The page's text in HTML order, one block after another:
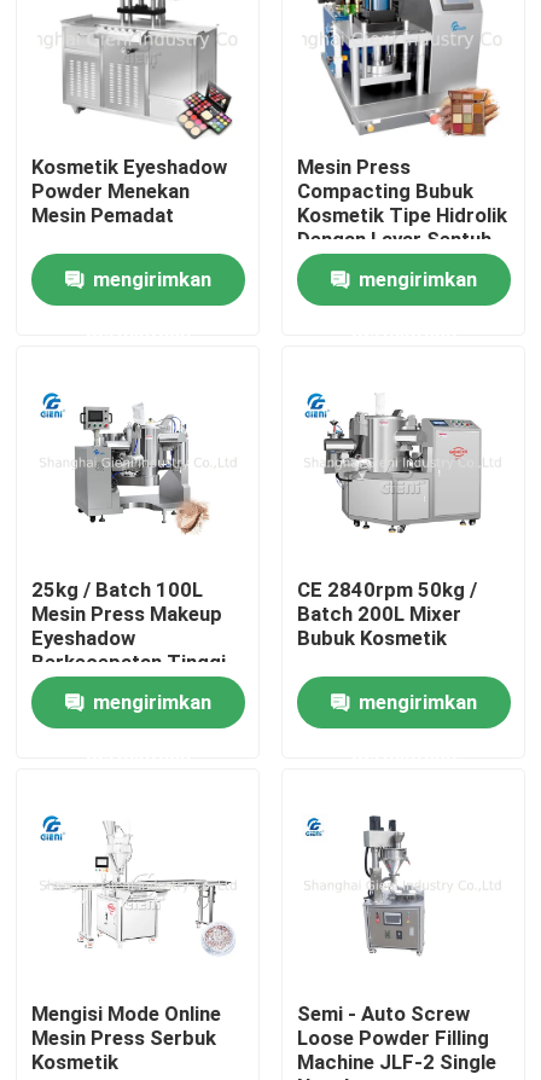
Produk
Tentang Kami
Tur Pabrik
Hubungi Kami
Berita
blog
Kosmetik Eyeshadow
Powder Menekan
Mesin Pemadat
mengirimkan
Mesin Press
Compacting Bubuk
Kosmetik Tipe Hidrolik
Dengan Layar Sentuh
mengirimkan
25kg / Batch 100L
Mesin Press Makeup
Eyeshadow
Berkecepatan Tinggi
mengirimkan
CE 2840rpm 50kg /
Batch 200L Mixer
Bubuk Kosmetik
mengirimkan
Mengisi Mode Online
Mesin Press Serbuk
Kosmetik
Semi - Auto Screw
Loose Powder Filling
Machine JLF-2 Single